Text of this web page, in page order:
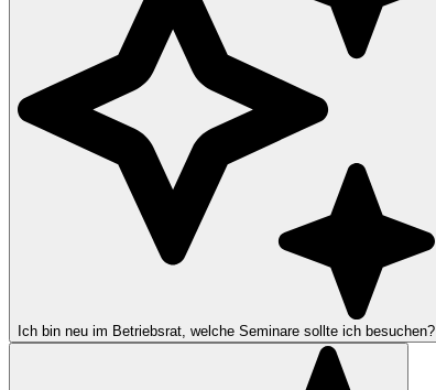
Ich bin neu im Betriebsrat, welche Seminare sollte ich besuchen?